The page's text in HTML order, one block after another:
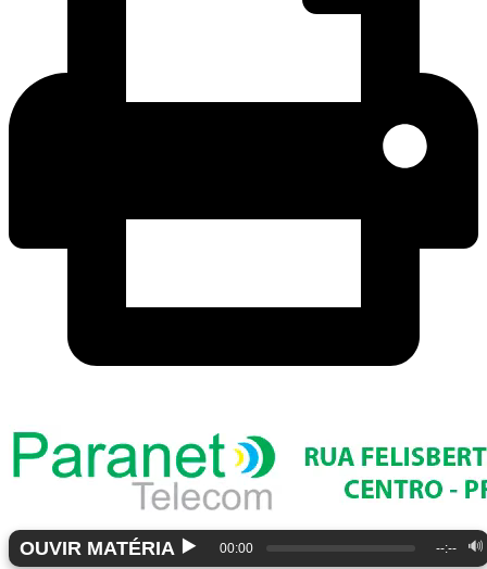
OUVIR MATÉRIA ▶️ 00:00 --:-- 🔊